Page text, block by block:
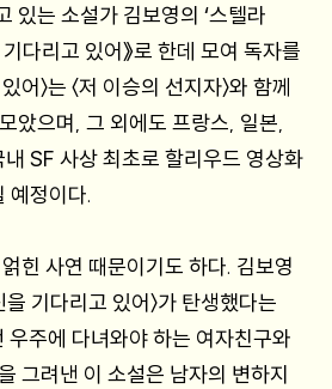
있는 소설가 김보영의 ‘스텔라
다리고 있어》로 한데 모여 독자를
〉는 〈저 이승의 선지자〉와 함께
았으며, 그 외에도 프랑스, 일본,
SF 사상 최초로 할리우드 영상화
예정이다.
힌 사연 때문이기도 하다. 김보영
기다리고 있어〉가 탄생했다는
주에 다녀와야 하는 여자친구와
그려낸 이 소설은 남자의 변하지